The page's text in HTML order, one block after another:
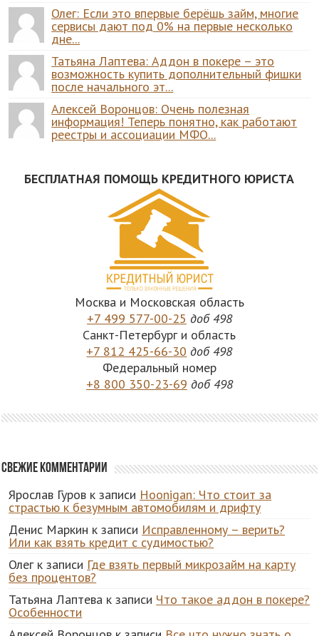
Олег: Если это впервые берёшь займ, многие
сервисы дают под 0% на первые несколько
дне...
Татьяна Лаптева: Аддон в покере – это
возможность купить дополнительный фишки
после начального эт...
Алексей Воронцов: Очень полезная
информация! Теперь понятно, как работают
реестры и ассоциации МФО...
БЕСПЛАТНАЯ ПОМОЩЬ КРЕДИТНОГО ЮРИСТА
Москва и Московская область
+7 499 577-00-25 доб 498
Санкт-Петербург и область
+7 812 425-66-30 доб 498
Федеральный номер
+8 800 350-23-69 доб 498
Свежие комментарии
Ярослав Гуров к записи Hoonigan: Что стоит за
страстью к безумным автомобилям и дрифту
Денис Маркин к записи Исправленному – верить?
Или как взять кредит с судимостью?
Олегк записи Где взять первый микрозайм на карту
без процентов?
Татьяна Лаптева к записи Что такое аддон в покере?
Особенности